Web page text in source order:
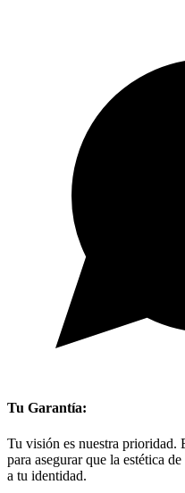
Tu Garantía:
Tu visión es nuestra prioridad.
para asegurar que la estética
a tu identidad.